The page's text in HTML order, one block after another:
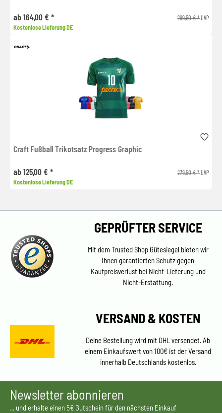
ab 164,00 € * 299,50 € *UVP
Kostenlose Lieferung DE
Craft Fußball Trikotsatz Progress Graphic
ab 125,00 € * 279,50 € *UVP
Kostenlose Lieferung DE
GEPRÜFTER SERVICE
Mit dem Trusted Shop Gütesiegel bieten wir
Ihnen garantierten Schutz gegen
Kaufpreisverlust bei Nicht-Lieferung und
Nicht-Erstattung.
VERSAND & KOSTEN
Deine Bestellung wird mit DHL versendet. Ab
einem Einkaufswert von 100€ ist der Versand
innerhalb Deutschlands kostenlos.
Newsletter abonnieren
... und erhalte einen 5€ Gutschein für den nächsten Einkauf